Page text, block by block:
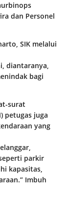
dan Personel
SIK melalui
diantaranya,
bagi
surat
petugas juga
yang
parkir
kapasitas,
Imbuh